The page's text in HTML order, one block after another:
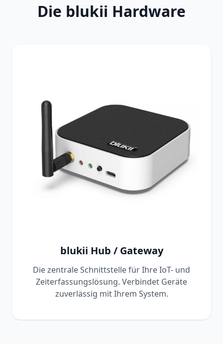
Die blukii Hardware
blukii Hub / Gateway
Die zentrale Schnittstelle für Ihre IoT- und
Zeiterfassungslösung. Verbindet Geräte
zuverlässig mit Ihrem System.